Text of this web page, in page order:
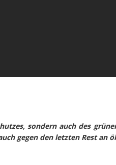
sondern auch des
gegen den letzten Rest an